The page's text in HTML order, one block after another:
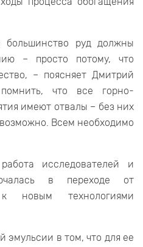
руд должны
– просто потому, что
– поясняет Дмитрий
что все горно-
имеют отвалы – без них
Всем необходимо
исследователей и
в переходе от
новым технологиями
эмульсии в том, что для ее